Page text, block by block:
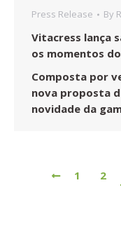
Press Release By
Vitacress lança
os momentos
Composta por
nova proposta
novidade da
1 2